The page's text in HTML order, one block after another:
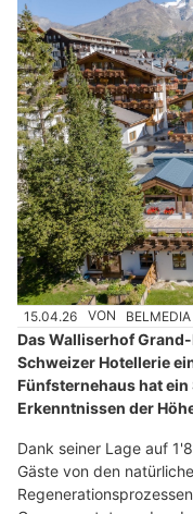
15.04.26 VON
Das Walliserhof
Schweizer Hotellerie
Fünfsternehaus hat
Erkenntnissen der
Dank seiner Lage auf
Gäste von den